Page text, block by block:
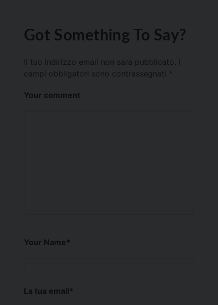
Got Something To Say?
Il tuo indirizzo email non sarà pubblicato.
campi obbligatori sono contrassegnati *
Your comment
Your Name*
La tua email*